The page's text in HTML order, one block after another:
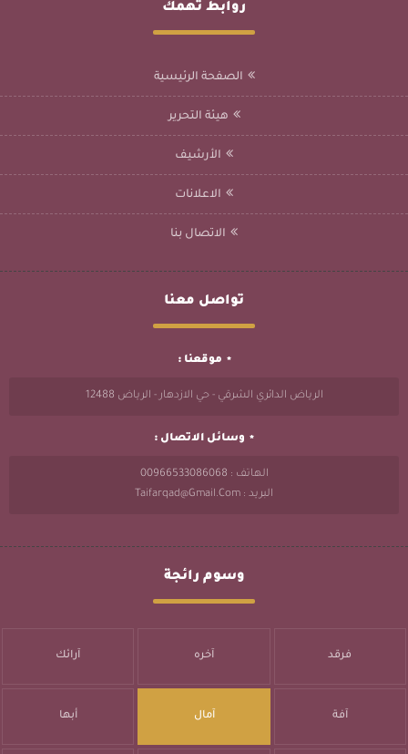
روابط تهمك
الصفحة الرئيسية
هيئة التحرير
الأرشيف
الاعلانات
الاتصال بنا
تواصل معنا
موقعنا :
الرياض الدائري الشرقي - حي الازدهار - الرياض 12488
وسائل الاتصال :
الهاتف : 00966533086068
البريد : Taifarqad@gmail.com
وسوم رائجة
فرقد آخره آرائك
آفة آمال أبها